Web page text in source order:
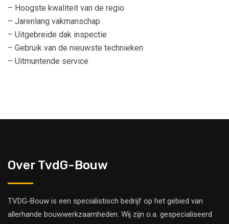
– Hoogste kwaliteit van de regio
– Jarenlang vakmanschap
– Uitgebreide dak inspectie
– Gebruik van de nieuwste technieken
– Uitmuntende service
Over TvdG-Bouw
TVDG-Bouw is een specialistisch bedrijf op het gebied van
allerhande bouwwerkzaamheden. Wij zijn o.a. gespecialiseerd